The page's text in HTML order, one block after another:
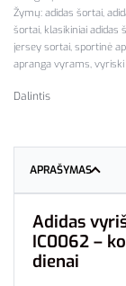
Žymų: adidas šortai,
šortai, klasikiniai adidas
jersey sortai, sportinė
apranga vyrams, vyriski
Dalintis
APRAŠYMAS
Adidas
IC0062 –
dienai